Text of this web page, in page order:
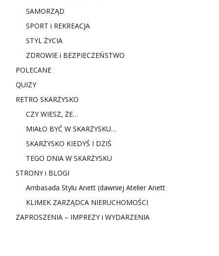
SAMORZĄD
SPORT i REKREACJA
STYL ŻYCIA
ZDROWIE i BEZPIECZEŃSTWO
POLECANE
QUIZY
RETRO SKARŻYSKO
CZY WIESZ, ŻE…
MIAŁO BYĆ W SKARŻYSKU…
SKARŻYSKO KIEDYŚ I DZIŚ
TEGO DNIA W SKARŻYSKU
STRONY i BLOGI
Ambasada Stylu Anett (dawniej Atelier Anett
KLIMEK ZARZĄDCA NIERUCHOMOŚCI
ZAPROSZENIA – IMPREZY i WYDARZENIA